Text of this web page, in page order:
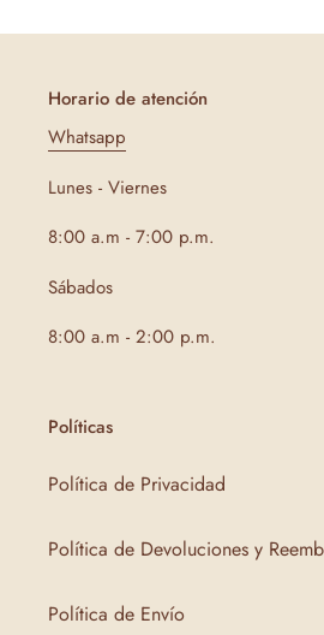
Horario de atención
Whatsapp
Lunes - Viernes
8:00 a.m - 7:00 p.m.
Sábados
8:00 a.m - 2:00 p.m.
Políticas
Política de Privacidad
Política de Devoluciones y
Política de Envío